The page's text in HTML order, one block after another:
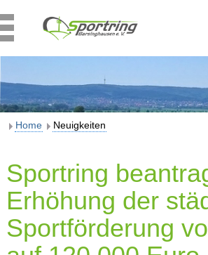
Home Neuigkeiten
Sportring
Erhöhung der
Sportförderung